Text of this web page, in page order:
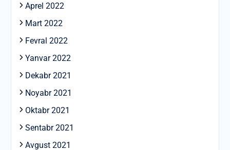
Aprel 2022
Mart 2022
Fevral 2022
Yanvar 2022
Dekabr 2021
Noyabr 2021
Oktabr 2021
Sentabr 2021
Avgust 2021